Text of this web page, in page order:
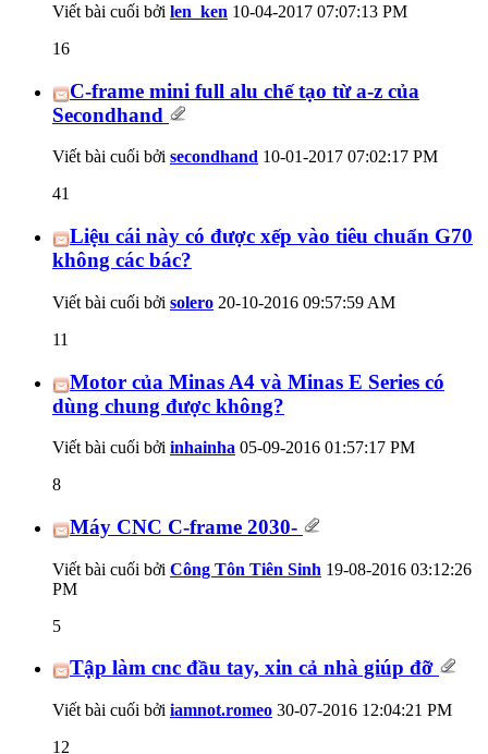
Viết bài cuối bởi len_ken 10-04-2017 07:07:13 PM
16
C-frame mini full alu chế tạo từ a-z của
Secondhand
Viết bài cuối bởi secondhand 10-01-2017 07:02:17 PM
41
Liệu cái này có được xếp vào tiêu chuẩn G70
không các bác?
Viết bài cuối bởi solero 20-10-2016 09:57:59 AM
11
Motor của Minas A4 và Minas E Series có
dùng chung được không?
Viết bài cuối bởi inhainha 05-09-2016 01:57:17 PM
8
Máy CNC C-frame 2030-
Viết bài cuối bởi Công Tôn Tiên Sinh 19-08-2016 03:12:26
PM
5
Tập làm cnc đầu tay, xin cả nhà giúp đỡ
Viết bài cuối bởi iamnot.romeo 30-07-2016 12:04:21 PM
12